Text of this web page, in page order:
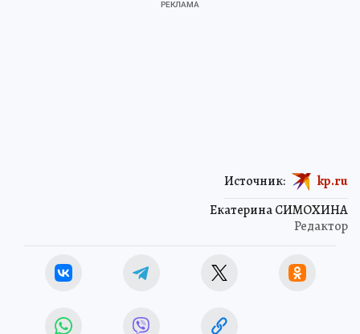
Екатерина СИМОХИНА
Редактор
Источник: kp.ru